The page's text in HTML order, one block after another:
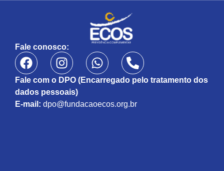
Fale conosco:
Fale com o DPO (Encarregado pelo tratamento dos
dados pessoais)
E-mail: dpo@fundacaoecos.org.br